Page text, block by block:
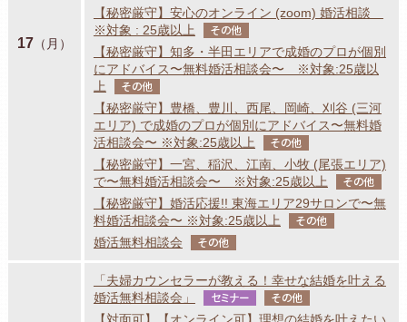
17（月）
【秘密厳守】安心のオンライン (zoom) 婚活相談
※対象 : 25歳以上
その他
【秘密厳守】知多・半田エリアで成婚のプロが個別
にアドバイス〜無料婚活相談会〜 ※対象:25歳以
上
その他
【秘密厳守】豊橋、豊川、西尾、岡崎、刈谷 (三河
エリア) で成婚のプロが個別にアドバイス〜無料婚
活相談会〜 ※対象:25歳以上
その他
【秘密厳守】一宮、稲沢、江南、小牧 (尾張エリア)
で〜無料婚活相談会〜 ※対象:25歳以上
その他
【秘密厳守】婚活応援!! 東海エリア29サロンで〜無
料婚活相談会〜 ※対象:25歳以上
その他
婚活無料相談会 その他
「夫婦カウンセラーが教える！幸せな結婚を叶える
婚活無料相談会」
セミナー その他
【対面可】【オンライン可】理想の結婚を叶えたい